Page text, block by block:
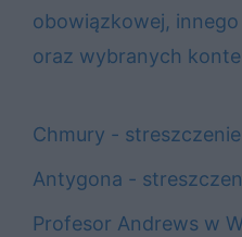
obowiązkowej,
oraz wybranych
Chmury - streszczenie
Antygona -
Profesor Andrews w